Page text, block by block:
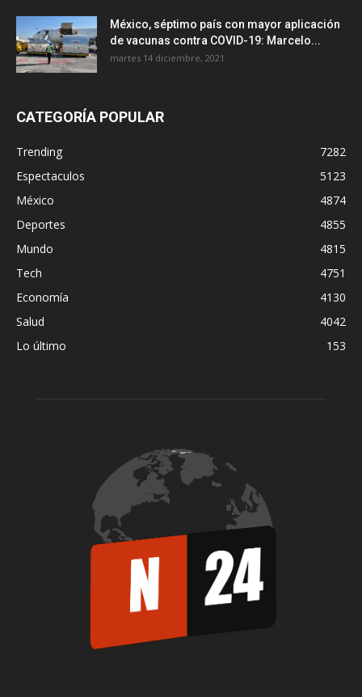
México, séptimo país con mayor aplicación
de vacunas contra COVID-19: Marcelo...
martes 14 diciembre, 2021
CATEGORÍA POPULAR
Trending
7282
Espectaculos
5123
México
4874
Deportes
4855
Mundo
4815
Tech
4751
Economía
4130
Salud
4042
Lo último
153